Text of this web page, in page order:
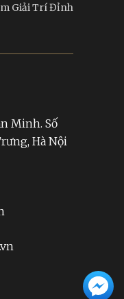
Giải Trí Đỉnh
Minh. Số
Hà Nội